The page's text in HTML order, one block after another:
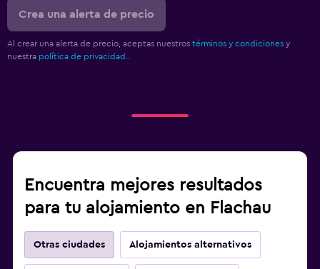
Crea una alerta de precio
Al crear una alerta de precio, aceptas nuestros términos y condiciones y
nuestra política de privacidad.
Encuentra mejores resultados
para tu alojamiento en Flachau
Otras ciudades Alojamientos alternativos